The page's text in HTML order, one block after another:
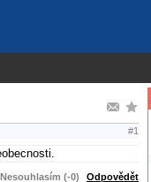
#1
Nesouhlasím (-0) Odpovědět